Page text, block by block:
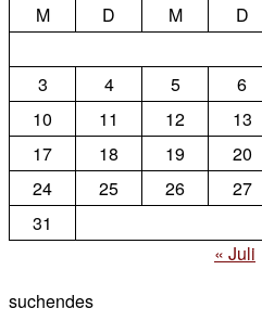
es
M
D M D
3
4 5 6
10
11 12 13
17
18 19 20
24
25 26 27
31
« Juli
suchendes